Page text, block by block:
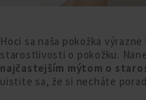
Hoci sa naša pokožka
starostlivosti o pokožku.
najčastejším mýtom o
uistite sa, že si necháte